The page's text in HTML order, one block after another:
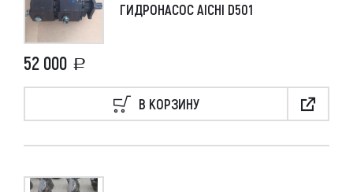
ГИДРОНАСОС AICHI D501
52 000
В КОРЗИНУ